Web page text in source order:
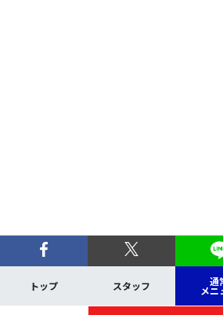
トップ スタッフ 通
メニ